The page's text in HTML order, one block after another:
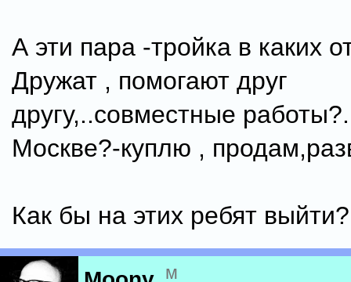
А эти пара -тройка в каких
Дружат , помогают друг
другу,..совместные
Москве?-куплю ,
Как бы на этих ребят выйти?
м